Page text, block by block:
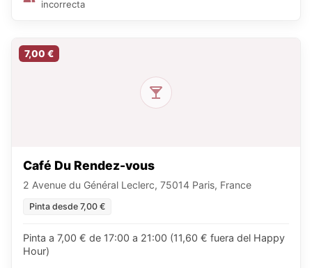
incorrecta
7,00 €
Café Du Rendez-vous
2 Avenue du Général Leclerc, 75014 Paris, France
Pinta desde 7,00 €
Pinta a 7,00 € de 17:00 a 21:00 (11,60 € fuera del Happy
Hour)